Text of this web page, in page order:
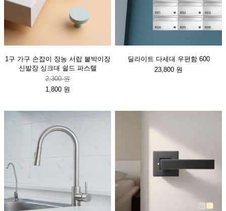
1구 가구 손잡이 장농 서랍 붙박이장
신발장 싱크대 쉴드 파스텔
2,300 원
1,800 원
딜라이트 다세대 우편함 600
23,800 원